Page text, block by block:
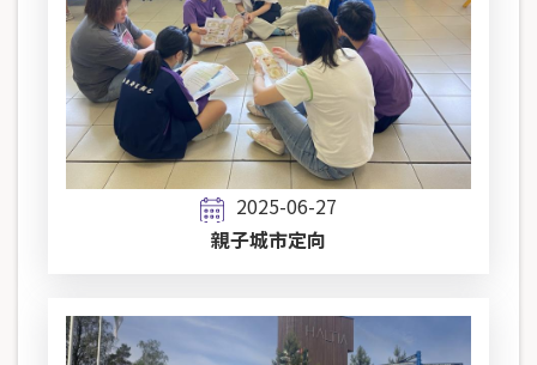
2025-06-27
親子城市定向